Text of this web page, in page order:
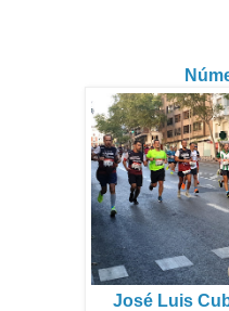
José Luis